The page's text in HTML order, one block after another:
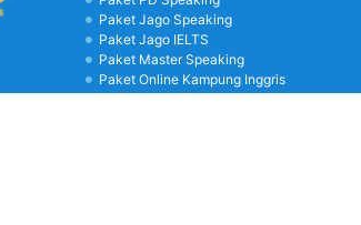
Paket Jago Speaking
Paket Jago IELTS
Paket Master Speaking
Paket Online Kampung Inggris
Blog